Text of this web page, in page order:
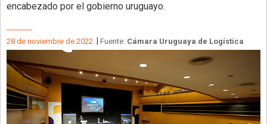
encabezado por el gobierno uruguayo.
28 de noviembre de 2022 Fuente: Cámara Uruguaya de Logística